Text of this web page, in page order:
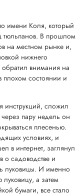
имени Коля, который
тюльпанов. В прошлом
на местном рынке и,
нижнего
внимания на
плохом состоянии и
инструкций, сложил
пару недель он
плесенью.
условиях, и
в интернет, заглянул
о садоводстве и
луковицы. И именно
а затем
бумаги, все стало